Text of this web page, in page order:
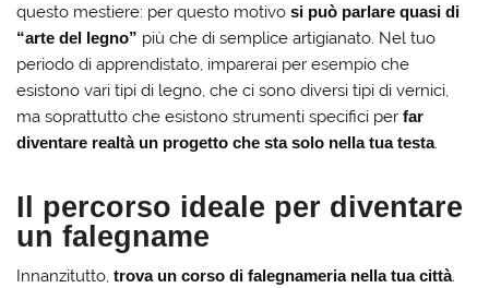
questo mestiere: per questo motivosi può parlare quasi di
“arte del legno” più che di semplice artigianato. Nel tuo
periodo di apprendistato, imparerai per esempio che
esistono vari tipi di legno, che ci sono diversi tipi di vernici,
ma soprattutto che esistono strumenti specifici per far
diventare realtà un progetto che sta solo nella tua testa.
Il percorso ideale per diventare
un falegname
Innanzitutto,trova un corso di falegnameria nella tua città.